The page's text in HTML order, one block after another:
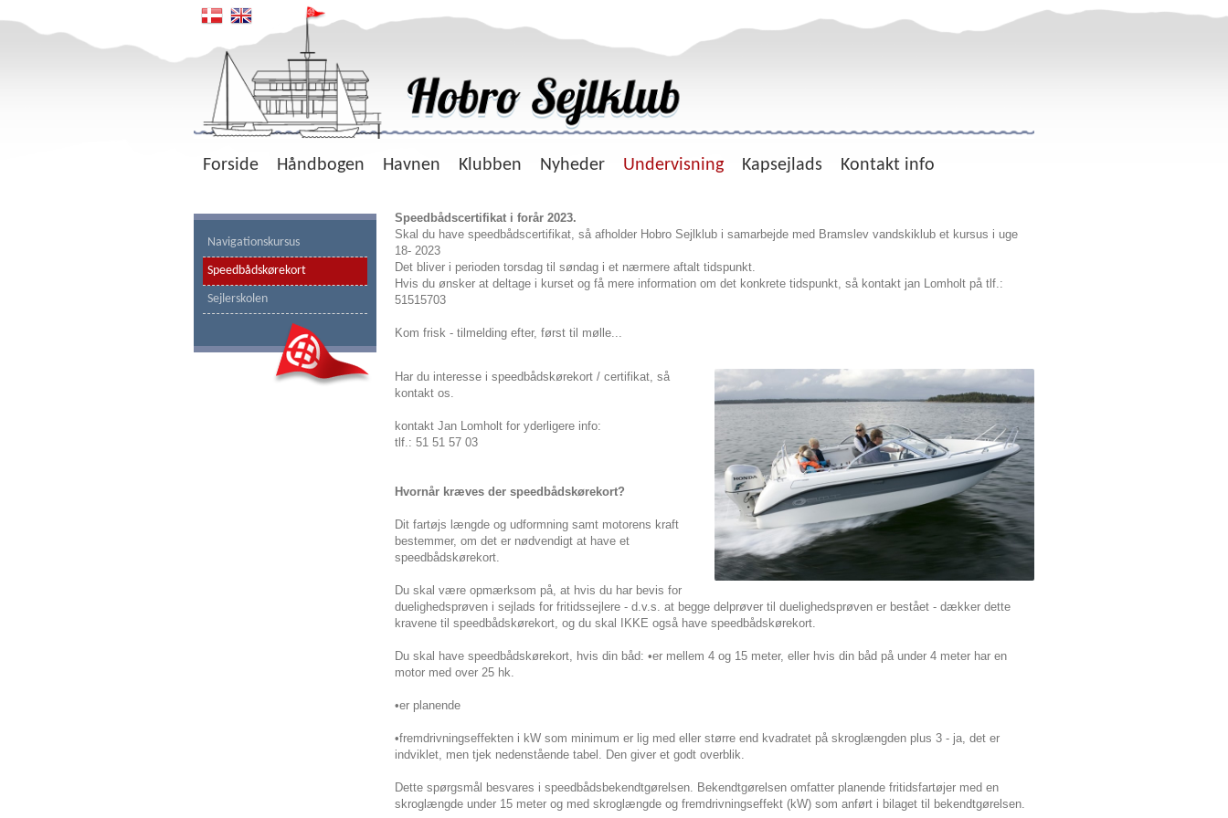
Forside Håndbogen Havnen Klubben Nyheder Undervisning Kapsejlads Kontakt info
Navigationskursus
Speedbådskørekort
Sejlerskolen
Speedbådscertifikat i forår 2023.
Skal du have speedbådscertifikat, så afholder Hobro Sejlklub i samarbejde med Bramslev vandskiklub et kursus i uge
18- 2023
Det bliver i perioden torsdag til søndag i et nærmere aftalt tidspunkt.
Hvis du ønsker at deltage i kurset og få mere information om det konkrete tidspunkt, så kontakt jan Lomholt på tlf.:
51515703
Kom frisk - tilmelding efter, først til mølle...
Har du interesse i speedbådskørekort / certifikat, så
kontakt os.
kontakt Jan Lomholt for yderligere info:
tlf.: 51 51 57 03
Hvornår kræves der speedbådskørekort?
Dit fartøjs længde og udformning samt motorens kraft
bestemmer, om det er nødvendigt at have et
speedbådskørekort.
Du skal være opmærksom på, at hvis du har bevis for
duelighedsprøven i sejlads for fritidssejlere - d.v.s. at begge delprøver til duelighedsprøven er bestået - dækker dette
kravene til speedbådskørekort, og du skal IKKE også have speedbådskørekort.
Du skal have speedbådskørekort, hvis din båd: •er mellem 4 og 15 meter, eller hvis din båd på under 4 meter har en
motor med over 25 hk.
•er planende
•fremdrivningseffekten i kW som minimum er lig med eller større end kvadratet på skroglængden plus 3 - ja, det er
indviklet, men tjek nedenstående tabel. Den giver et godt overblik.
Dette spørgsmål besvares i speedbådsbekendtgørelsen. Bekendtgørelsen omfatter planende fritidsfartøjer med en
skroglængde under 15 meter og med skroglængde og fremdrivningseffekt (kW) som anført i bilaget til bekendtgørelsen.